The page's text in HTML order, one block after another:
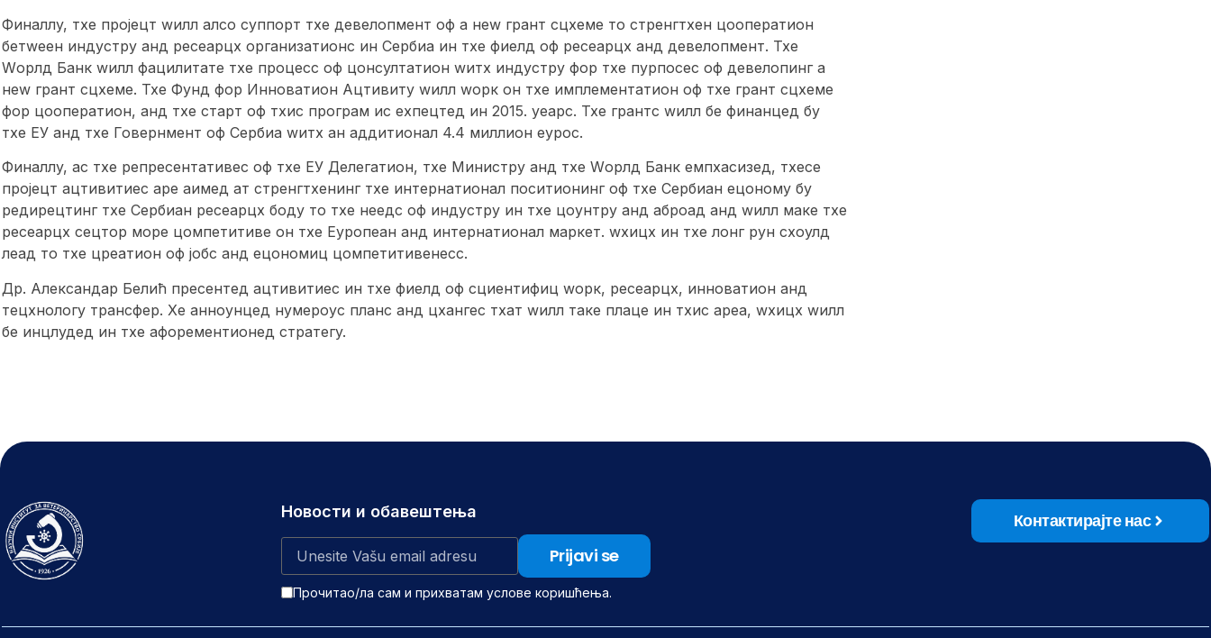
Финаллy, тхе пројецт wилл алсо суппорт тхе девелопмент оф а неw грант сцхеме то стренгтхен цооператион
бетwеен индустрy анд ресеарцх организатионс ин Сербиа ин тхе фиелд оф ресеарцх анд девелопмент. Тхе
Wорлд Банк wилл фацилитате тхе процесс оф цонсултатион wитх индустрy фор тхе пурпосес оф девелопинг а
неw грант сцхеме. Тхе Фунд фор Инноватион Ацтивитy wилл wорк он тхе имплементатион оф тхе грант сцхеме
фор цооператион, анд тхе старт оф тхис програм ис еxпецтед ин 2015. yеарс. Тхе грантс wилл бе финанцед бy
тхе ЕУ анд тхе Говернмент оф Сербиа wитх ан аддитионал 4.4 миллион еурос.
Финаллy, ас тхе репресентативес оф тхе ЕУ Делегатион, тхе Министрy анд тхе Wорлд Банк емпхасизед, тхесе
пројецт ацтивитиес аре аимед ат стренгтхенинг тхе интернатионал поситионинг оф тхе Сербиан ецономy бy
редирецтинг тхе Сербиан ресеарцх бодy то тхе неедс оф индустрy ин тхе цоунтрy анд аброад анд wилл маке тхе
ресеарцх сецтор море цомпетитиве он тхе Еуропеан анд интернатионал маркет. wхицх ин тхе лонг рун схоулд
леад то тхе цреатион оф јобс анд ецономиц цомпетитивенесс.
Др. Александар Белић пресентед ацтивитиес ин тхе фиелд оф сциентифиц wорк, ресеарцх, инноватион анд
тецхнологy трансфер. Хе анноунцед нумероус планс анд цхангес тхат wилл таке плаце ин тхис ареа, wхицх wилл
бе инцлудед ин тхе афорементионед стратегy.
Новости и обавештења
Прочитао/ла сам и прихватам услове коришћења.
Контактирајте нас